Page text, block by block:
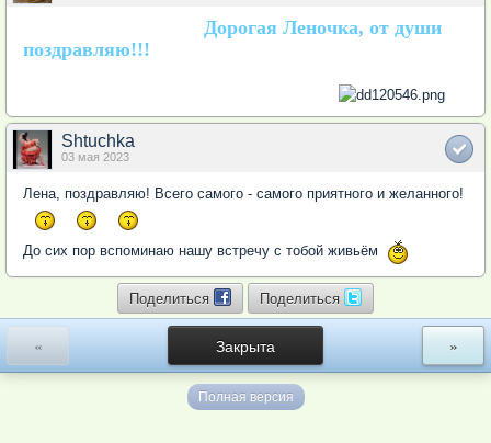
Дорогая Леночка, от души
поздравляю!!!
Shtuchka
03 мая 2023
Лена, поздравляю! Всего самого - самого приятного и желанного!
До сих пор вспоминаю нашу встречу с тобой живьём
Поделиться Поделиться
Закрыта
« »
Полная версия